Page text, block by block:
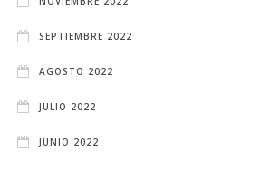
SEPTIEMBRE 2022
AGOSTO 2022
JULIO 2022
JUNIO 2022